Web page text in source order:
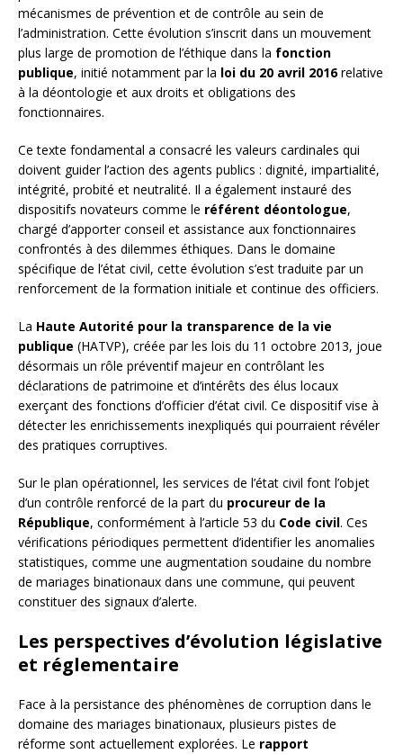
mécanismes de prévention et de contrôle au sein de
l’administration. Cette évolution s’inscrit dans un mouvement
plus large de promotion de l’éthique dans la fonction
publique, initié notamment par la loi du 20 avril 2016relative
à la déontologie et aux droits et obligations des
fonctionnaires.
Ce texte fondamental a consacré les valeurs cardinales qui
doivent guider l’action des agents publics : dignité, impartialité,
intégrité, probité et neutralité. Il a également instauré des
dispositifs novateurs comme le référent déontologue,
chargé d’apporter conseil et assistance aux fonctionnaires
confrontés à des dilemmes éthiques. Dans le domaine
spécifique de l’état civil, cette évolution s’est traduite par un
renforcement de la formation initiale et continue des officiers.
La Haute Autorité pour la transparence de la vie
publique (HATVP), créée par les lois du 11 octobre 2013, joue
désormais un rôle préventif majeur en contrôlant les
déclarations de patrimoine et d’intérêts des élus locaux
exerçant des fonctions d’officier d’état civil. Ce dispositif vise à
détecter les enrichissements inexpliqués qui pourraient révéler
des pratiques corruptives.
Sur le plan opérationnel, les services de l’état civil font l’objet
d’un contrôle renforcé de la part du procureur de la
République, conformément à l’article 53 du Code civil. Ces
vérifications périodiques permettent d’identifier les anomalies
statistiques, comme une augmentation soudaine du nombre
de mariages binationaux dans une commune, qui peuvent
constituer des signaux d’alerte.
Les perspectives d’évolution législative
et réglementaire
Face à la persistance des phénomènes de corruption dans le
domaine des mariages binationaux, plusieurs pistes de
réforme sont actuellement explorées. Le rapport